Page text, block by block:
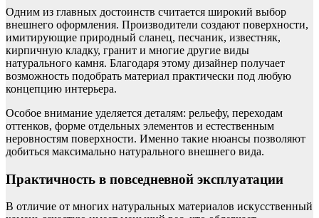
Одним из главных достоинств считается широкий выбор
внешнего оформления. Производители создают поверхности,
имитирующие природный сланец, песчаник, известняк,
кирпичную кладку, гранит и многие другие виды
натурального камня. Благодаря этому дизайнер получает
возможность подобрать материал практически под любую
концепцию интерьера.
Особое внимание уделяется деталям: рельефу, переходам
оттенков, форме отдельных элементов и естественным
неровностям поверхности. Именно такие нюансы позволяют
добиться максимально натурального внешнего вида.
Практичность в повседневной эксплуатации
В отличие от многих натуральных материалов искусственный